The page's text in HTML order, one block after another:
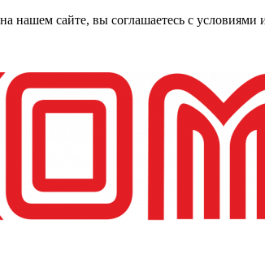
нашем сайте, вы соглашаетесь с